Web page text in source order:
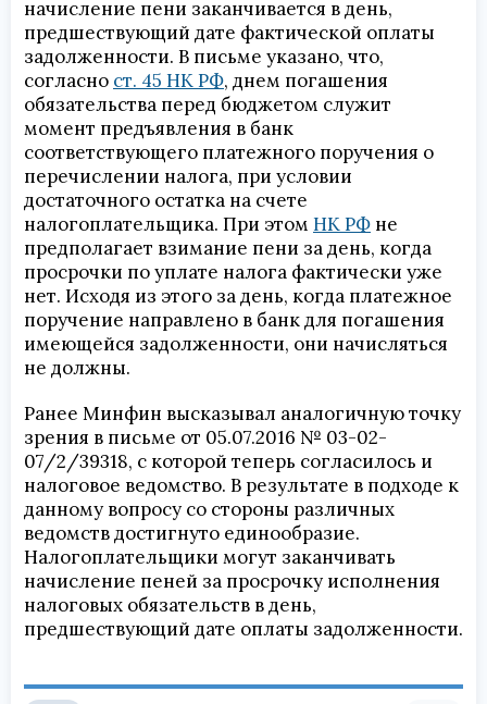
начисление пени заканчивается в день,
предшествующий дате фактической оплаты
задолженности. В письме указано, что,
согласно ст. 45 НК РФ, днем погашения
обязательства перед бюджетом служит
момент предъявления в банк
соответствующего платежного поручения о
перечислении налога, при условии
достаточного остатка на счете
налогоплательщика. При этом НК РФ не
предполагает взимание пени за день, когда
просрочки по уплате налога фактически уже
нет. Исходя из этого за день, когда платежное
поручение направлено в банк для погашения
имеющейся задолженности, они начисляться
не должны.
Ранее Минфин высказывал аналогичную точку
зрения в письме от 05.07.2016 № 03-02-
07/2/39318, с которой теперь согласилось и
налоговое ведомство. В результате в подходе к
данному вопросу со стороны различных
ведомств достигнуто единообразие.
Налогоплательщики могут заканчивать
начисление пеней за просрочку исполнения
налоговых обязательств в день,
предшествующий дате оплаты задолженности.